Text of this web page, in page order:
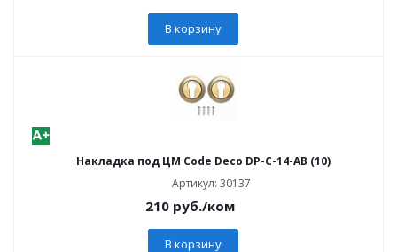
В корзину
Накладка под ЦМ Code Deco DP-C-14-AB (10)
Артикул: 30137
210руб./ком
В корзину